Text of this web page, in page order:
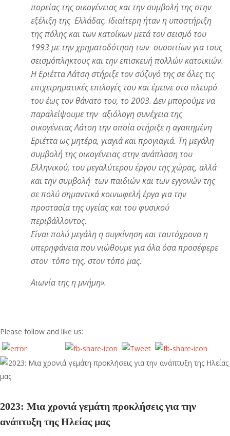
πορείας της οικογένειας και την συμβολή της στην
εξέλιξη της Ελλάδας. Ιδιαίτερη ήταν η υποστήριξη
της πόλης και των κατοίκων μετά τον σεισμό του
1993 με την χρηματοδότηση των συσσιτίων για τους
σεισμόπληκτους και την επισκευή πολλών κατοικιών.
Η Εριέττα Λάτση στήριξε τον σύζυγό της σε όλες τις
επιχειρηματικές επιλογές του και έμεινε στο πλευρό
του έως τον θάνατο του, το 2003. Δεν μπορούμε να
παραλείψουμε την αξιόλογη συνέχεια της
οικογένειας Λάτση την οποία στήριξε η αγαπημένη
Εριέττα ως μητέρα, γιαγιά και προγιαγιά. Τη μεγάλη
συμβολή της οικογένειας στην ανάπλαση του
Ελληνικού, του μεγαλύτερου έργου της χώρας, αλλά
και την συμβολή των παιδιών και των εγγονών της
σε πολύ σημαντικά κοινωφελή έργα για την
προστασία της υγείας και του φυσικού
περιβάλλοντος.
Είναι πολύ μεγάλη η συγκίνηση και ταυτόχρονα η
υπερηφάνεια που νιώθουμε για όλα όσα προσέφερε
στον τόπο της, στον τόπο μας.
Αιωνία της η μνήμη».
Please follow and like us:
2023: Μια χρονιά γεμάτη προκλήσεις για την
ανάπτυξη της Ηλείας μας